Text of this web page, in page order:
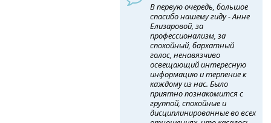
В первую очередь, большое
спасибо нашему гиду - Анне
Елизаровой, за
профессионализм, за
спокойный, бархатный
голос, ненавязчиво
освещающий интересную
информацию и терпение к
каждому из нас. Было
приятно познакомится с
группой, спокойные и
дисциплинированные во всех